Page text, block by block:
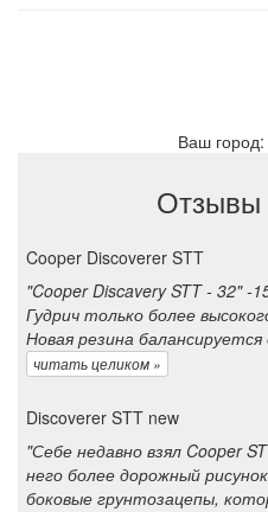
Ваш город:
Отзывы
Cooper Discoverer STT
"Cooper Discavery STT - 32"
Гудрич только более
Новая резина
читать целиком »
Discoverer STT new
"Себе недавно взял Cooper
него более дорожный
боковые грунтозацепы,